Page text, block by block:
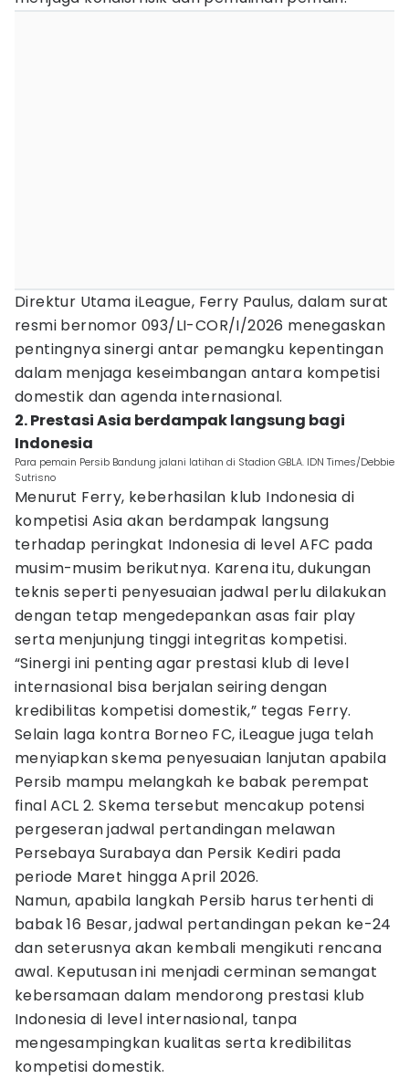
Direktur Utama iLeague, Ferry Paulus, dalam surat
resmi bernomor 093/LI-COR/I/2026 menegaskan
pentingnya sinergi antar pemangku kepentingan
dalam menjaga keseimbangan antara kompetisi
domestik dan agenda internasional.
2. Prestasi Asia berdampak langsung bagi
Indonesia
Para pemain Persib Bandung jalani latihan di Stadion GBLA. IDN Times/Debbie
Sutrisno
Menurut Ferry, keberhasilan klub Indonesia di
kompetisi Asia akan berdampak langsung
terhadap peringkat Indonesia di level AFC pada
musim-musim berikutnya. Karena itu, dukungan
teknis seperti penyesuaian jadwal perlu dilakukan
dengan tetap mengedepankan asas fair play
serta menjunjung tinggi integritas kompetisi.
“Sinergi ini penting agar prestasi klub di level
internasional bisa berjalan seiring dengan
kredibilitas kompetisi domestik,” tegas Ferry.
Selain laga kontra Borneo FC, iLeague juga telah
menyiapkan skema penyesuaian lanjutan apabila
Persib mampu melangkah ke babak perempat
final ACL 2. Skema tersebut mencakup potensi
pergeseran jadwal pertandingan melawan
Persebaya Surabaya dan Persik Kediri pada
periode Maret hingga April 2026.
Namun, apabila langkah Persib harus terhenti di
babak 16 Besar, jadwal pertandingan pekan ke-24
dan seterusnya akan kembali mengikuti rencana
awal. Keputusan ini menjadi cerminan semangat
kebersamaan dalam mendorong prestasi klub
Indonesia di level internasional, tanpa
mengesampingkan kualitas serta kredibilitas
kompetisi domestik.